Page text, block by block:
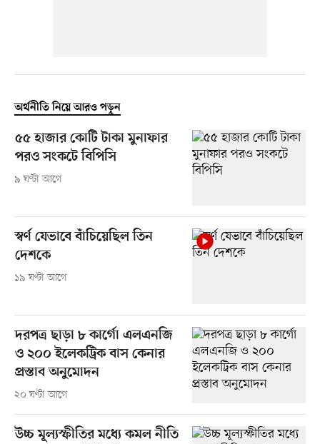
অর্থনীতি নিয়ে আরও পড়ুন
৫৫ হাজার কোটি টাকা মুনাফার
পরও সংকটে বিপিসি
৯ ঘণ্টা আগে
স্বর্ণ যেভাবে বাঁচিয়েছিল তিন
দেশকে
১৯ ঘণ্টা আগে
দরপত্র ছাড়া ৮ কার্গো এলএনজি
ও ২০০ ইলেকট্রিক বাস কেনার
প্রস্তাব অনুমোদন
২০ ঘণ্টা আগে
উচ্চ মূল্যস্ফীতির মধ্যে কমল নীতি